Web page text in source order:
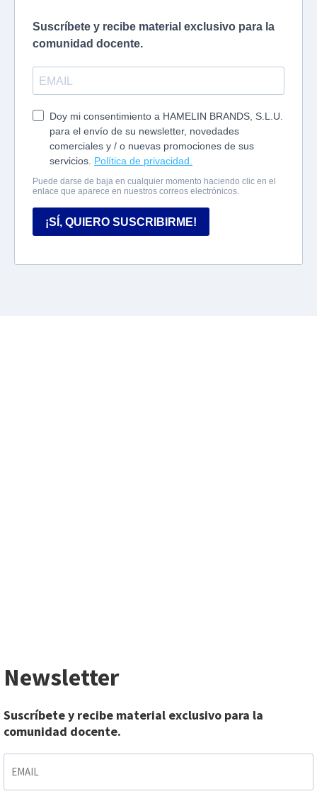
Newsletter
Suscríbete y recibe material exclusivo para la
comunidad docente.